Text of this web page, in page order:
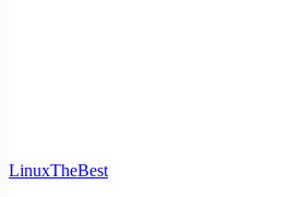
LinuxTheBest